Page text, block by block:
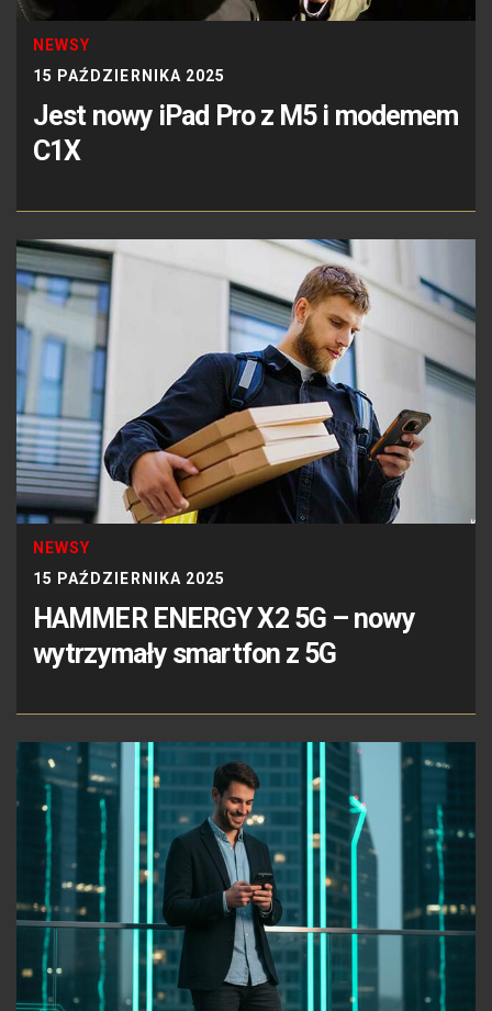
NEWSY
15 PAŹDZIERNIKA 2025
Jest nowy iPad Pro z M5 i modemem
C1X
NEWSY
15 PAŹDZIERNIKA 2025
HAMMER ENERGY X2 5G – nowy
wytrzymały smartfon z 5G